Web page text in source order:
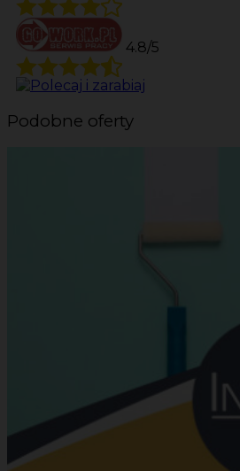
4.8/5
Podobne oferty